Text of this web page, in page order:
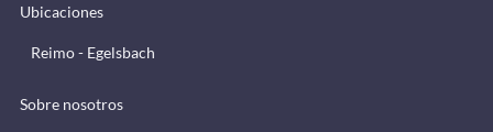
Ubicaciones
Reimo - Egelsbach
Sobre nosotros